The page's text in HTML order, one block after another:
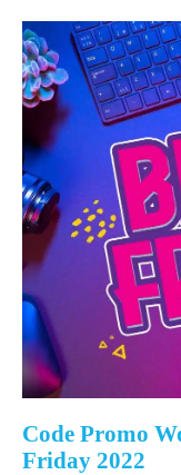
Code Promo
Friday 2022